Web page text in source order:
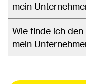
mein
Wie finde ich
mein